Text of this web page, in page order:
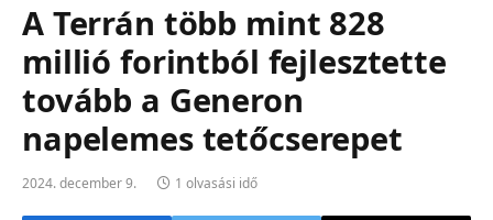
A Terrán több mint 828
millió forintból fejlesztette
tovább a Generon
napelemes tetőcserepet
2024. december 9. 1 olvasási idő